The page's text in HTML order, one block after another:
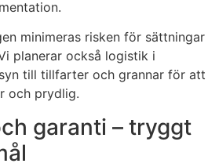
minimeras risken för sättningar
planerar också logistik i
till tillfarter och grannar för att
och prydlig.
garanti – tryggt